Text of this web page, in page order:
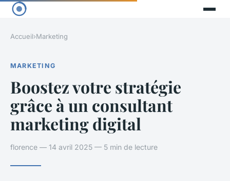
Accueil›Marketing
MARKETING
Boostez votre stratégie
grâce à un consultant
marketing digital
florence — 14 avril 2025 — 5 min de lecture